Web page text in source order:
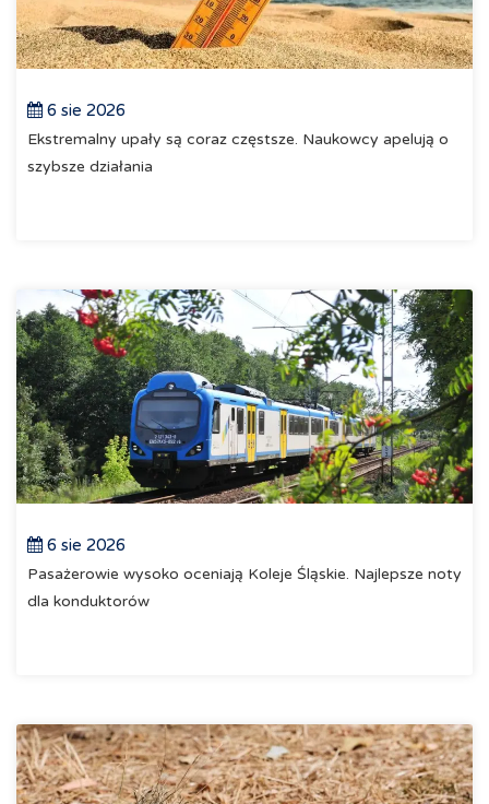
6 sie 2026
Ekstremalny upały są coraz częstsze. Naukowcy apelują o
szybsze działania
6 sie 2026
Pasażerowie wysoko oceniają Koleje Śląskie. Najlepsze noty
dla konduktorów